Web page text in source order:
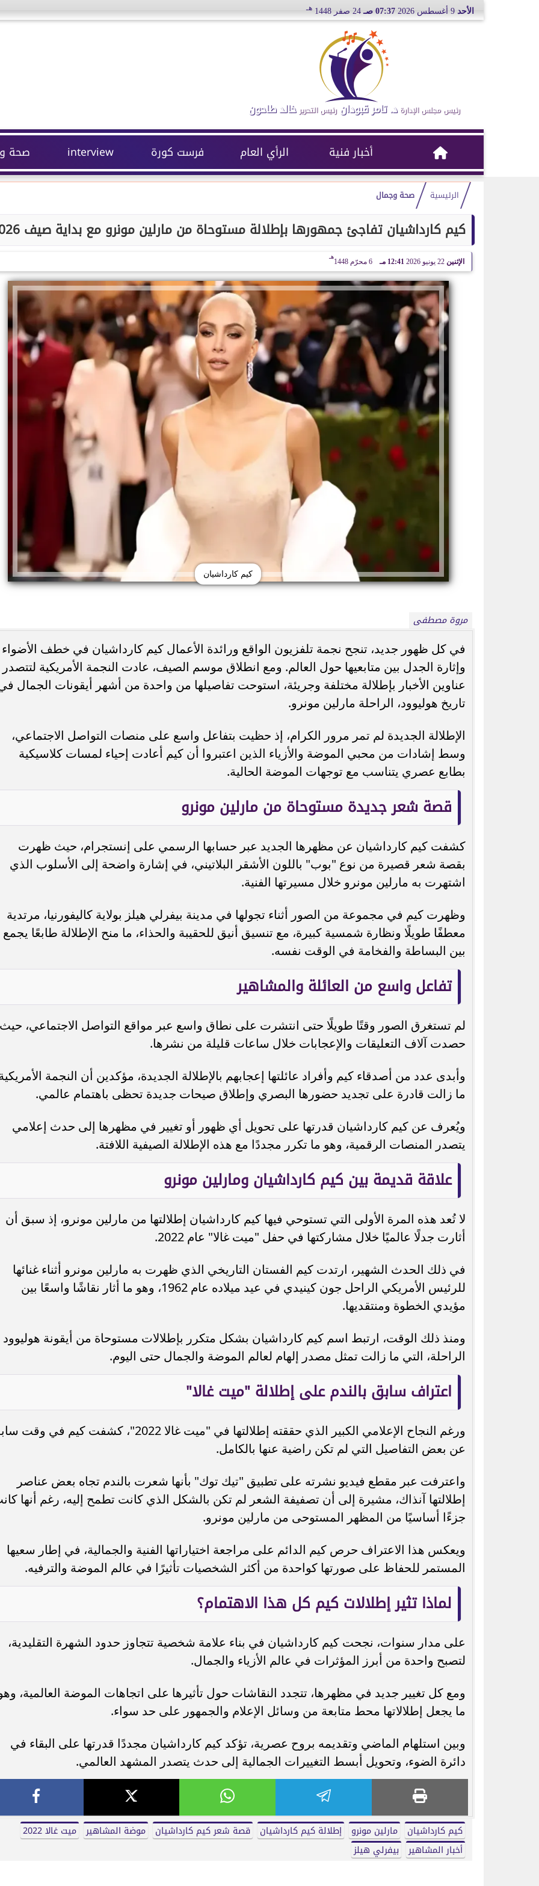
الأحد 07:37 صـ 24 صفر 1448 هـ
رئيس مجلس الإدارة د. تامر قبودان رئيس التحرير خالد طاحون
أخبار فنية الرأي العام فرست كورة interview صحة
الرئيسية صحة وجمال
كيم كارداشيان تفاجئ جمهورها بإطلالة مستوحاة من مارلين مونرو مع بداية صيف 2026
الإثنين 22 يونيو 2026 12:41 مـ 6 محرّم 1448
هـ
كيم كارداشيان
مروة مصطفى
في كل ظهور جديد، تنجح نجمة تلفزيون الواقع ورائدة الأعمال كيم كارداشيان في خطف الأضواء
وإثارة الجدل بين متابعيها حول العالم. ومع انطلاق موسم الصيف، عادت النجمة الأمريكية لتتصدر
عناوين الأخبار بإطلالة مختلفة وجريئة، استوحت تفاصيلها من واحدة من أشهر أيقونات الجمال
تاريخ هوليوود، الراحلة مارلين مونرو.
الإطلالة الجديدة لم تمر مرور الكرام، إذ حظيت بتفاعل واسع على منصات التواصل الاجتماعي،
وسط إشادات من محبي الموضة والأزياء الذين اعتبروا أن كيم أعادت إحياء لمسات كلاسيكية
بطابع عصري يتناسب مع توجهات الموضة الحالية.
قصة شعر جديدة مستوحاة من مارلين مونرو
كشفت كيم كارداشيان عن مظهرها الجديد عبر حسابها الرسمي على إنستجرام، حيث ظهرت
بقصة شعر قصيرة من نوع "بوب" باللون الأشقر البلاتيني، في إشارة واضحة إلى الأسلوب الذي
اشتهرت به مارلين مونرو خلال مسيرتها الفنية.
وظهرت كيم في مجموعة من الصور أثناء تجولها في مدينة بيفرلي هيلز بولاية كاليفورنيا، مرتدية
معطفًا طويلًا ونظارة شمسية كبيرة، مع تنسيق أنيق للحقيبة والحذاء، ما منح الإطلالة طابعًا يجمع
بين البساطة والفخامة في الوقت نفسه.
تفاعل واسع من العائلة والمشاهير
لم تستغرق الصور وقتًا طويلًا حتى انتشرت على نطاق واسع عبر مواقع التواصل الاجتماعي، حيث
حصدت آلاف التعليقات والإعجابات خلال ساعات قليلة من نشرها.
وأبدى عدد من أصدقاء كيم وأفراد عائلتها إعجابهم بالإطلالة الجديدة، مؤكدين أن النجمة
ما زالت قادرة على تجديد حضورها البصري وإطلاق صيحات جديدة تحظى باهتمام عالمي.
ويُعرف عن كيم كارداشيان قدرتها على تحويل أي ظهور أو تغيير في مظهرها إلى حدث إعلامي
يتصدر المنصات الرقمية، وهو ما تكرر مجددًا مع هذه الإطلالة الصيفية اللافتة.
علاقة قديمة بين كيم كارداشيان ومارلين مونرو
لا تُعد هذه المرة الأولى التي تستوحي فيها كيم كارداشيان إطلالتها من مارلين مونرو، إذ سبق أن
أثارت جدلًا عالميًا خلال مشاركتها في حفل "ميت غالا" عام 2022.
في ذلك الحدث الشهير، ارتدت كيم الفستان التاريخي الذي ظهرت به مارلين مونرو أثناء غنائها
للرئيس الأمريكي الراحل جون كينيدي في عيد ميلاده عام 1962، وهو ما أثار نقاشًا واسعًا بين
مؤيدي الخطوة ومنتقديها.
ومنذ ذلك الوقت، ارتبط اسم كيم كارداشيان بشكل متكرر بإطلالات مستوحاة من أيقونة هوليوود
الراحلة، التي ما زالت تمثل مصدر إلهام لعالم الموضة والجمال حتى اليوم.
اعتراف سابق بالندم على إطلالة "ميت غالا"
ورغم النجاح الإعلامي الكبير الذي حققته إطلالتها في "ميت غالا 2022"، كشفت كيم في
عن بعض التفاصيل التي لم تكن راضية عنها بالكامل.
واعترفت عبر مقطع فيديو نشرته على تطبيق "تيك توك" بأنها شعرت بالندم تجاه بعض عناصر
إطلالتها آنذاك، مشيرة إلى أن تصفيفة الشعر لم تكن بالشكل الذي كانت تطمح إليه، رغم أنها
جزءًا أساسيًا من المظهر المستوحى من مارلين مونرو.
ويعكس هذا الاعتراف حرص كيم الدائم على مراجعة اختياراتها الفنية والجمالية، في إطار سعيها
المستمر للحفاظ على صورتها كواحدة من أكثر الشخصيات تأثيرًا في عالم الموضة والترفيه.
لماذا تثير إطلالات كيم كل هذا الاهتمام؟
على مدار سنوات، نجحت كيم كارداشيان في بناء علامة شخصية تتجاوز حدود الشهرة التقليدية،
لتصبح واحدة من أبرز المؤثرات في عالم الأزياء والجمال.
ومع كل تغيير جديد في مظهرها، تتجدد النقاشات حول تأثيرها على اتجاهات الموضة العالمية،
ما يجعل إطلالاتها محط متابعة من وسائل الإعلام والجمهور على حد سواء.
وبين استلهام الماضي وتقديمه بروح عصرية، تؤكد كيم كارداشيان مجددًا قدرتها على البقاء في
دائرة الضوء، وتحويل أبسط التغييرات الجمالية إلى حدث يتصدر المشهد العالمي.
كيم كارداشيان مارلين مونرو إطلالة كيم كارداشيان قصة شعر كيم كارداشيان موضة المشاهير
ميت غالا 2022
أخبار المشاهير
بيفرلي هيلز
مطلوب عائليًا لكريم عبد
صبري في صيف...
خورخي ميسي والد ليونيل ميسي يرحل عن
68 عامًا بعد معاناة مع...
موعد عرض فيلم محمود التاني في مصر
والدول العربية بعد تقديم موعد...
من